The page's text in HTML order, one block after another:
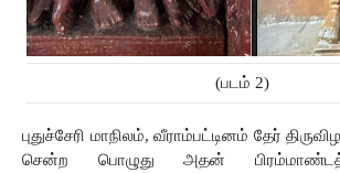
(படம் 2)
புதுச்சேரி மாநிலம், வீராம்பட்டினம் தேர்
சென்ற
பொழுது அதன்